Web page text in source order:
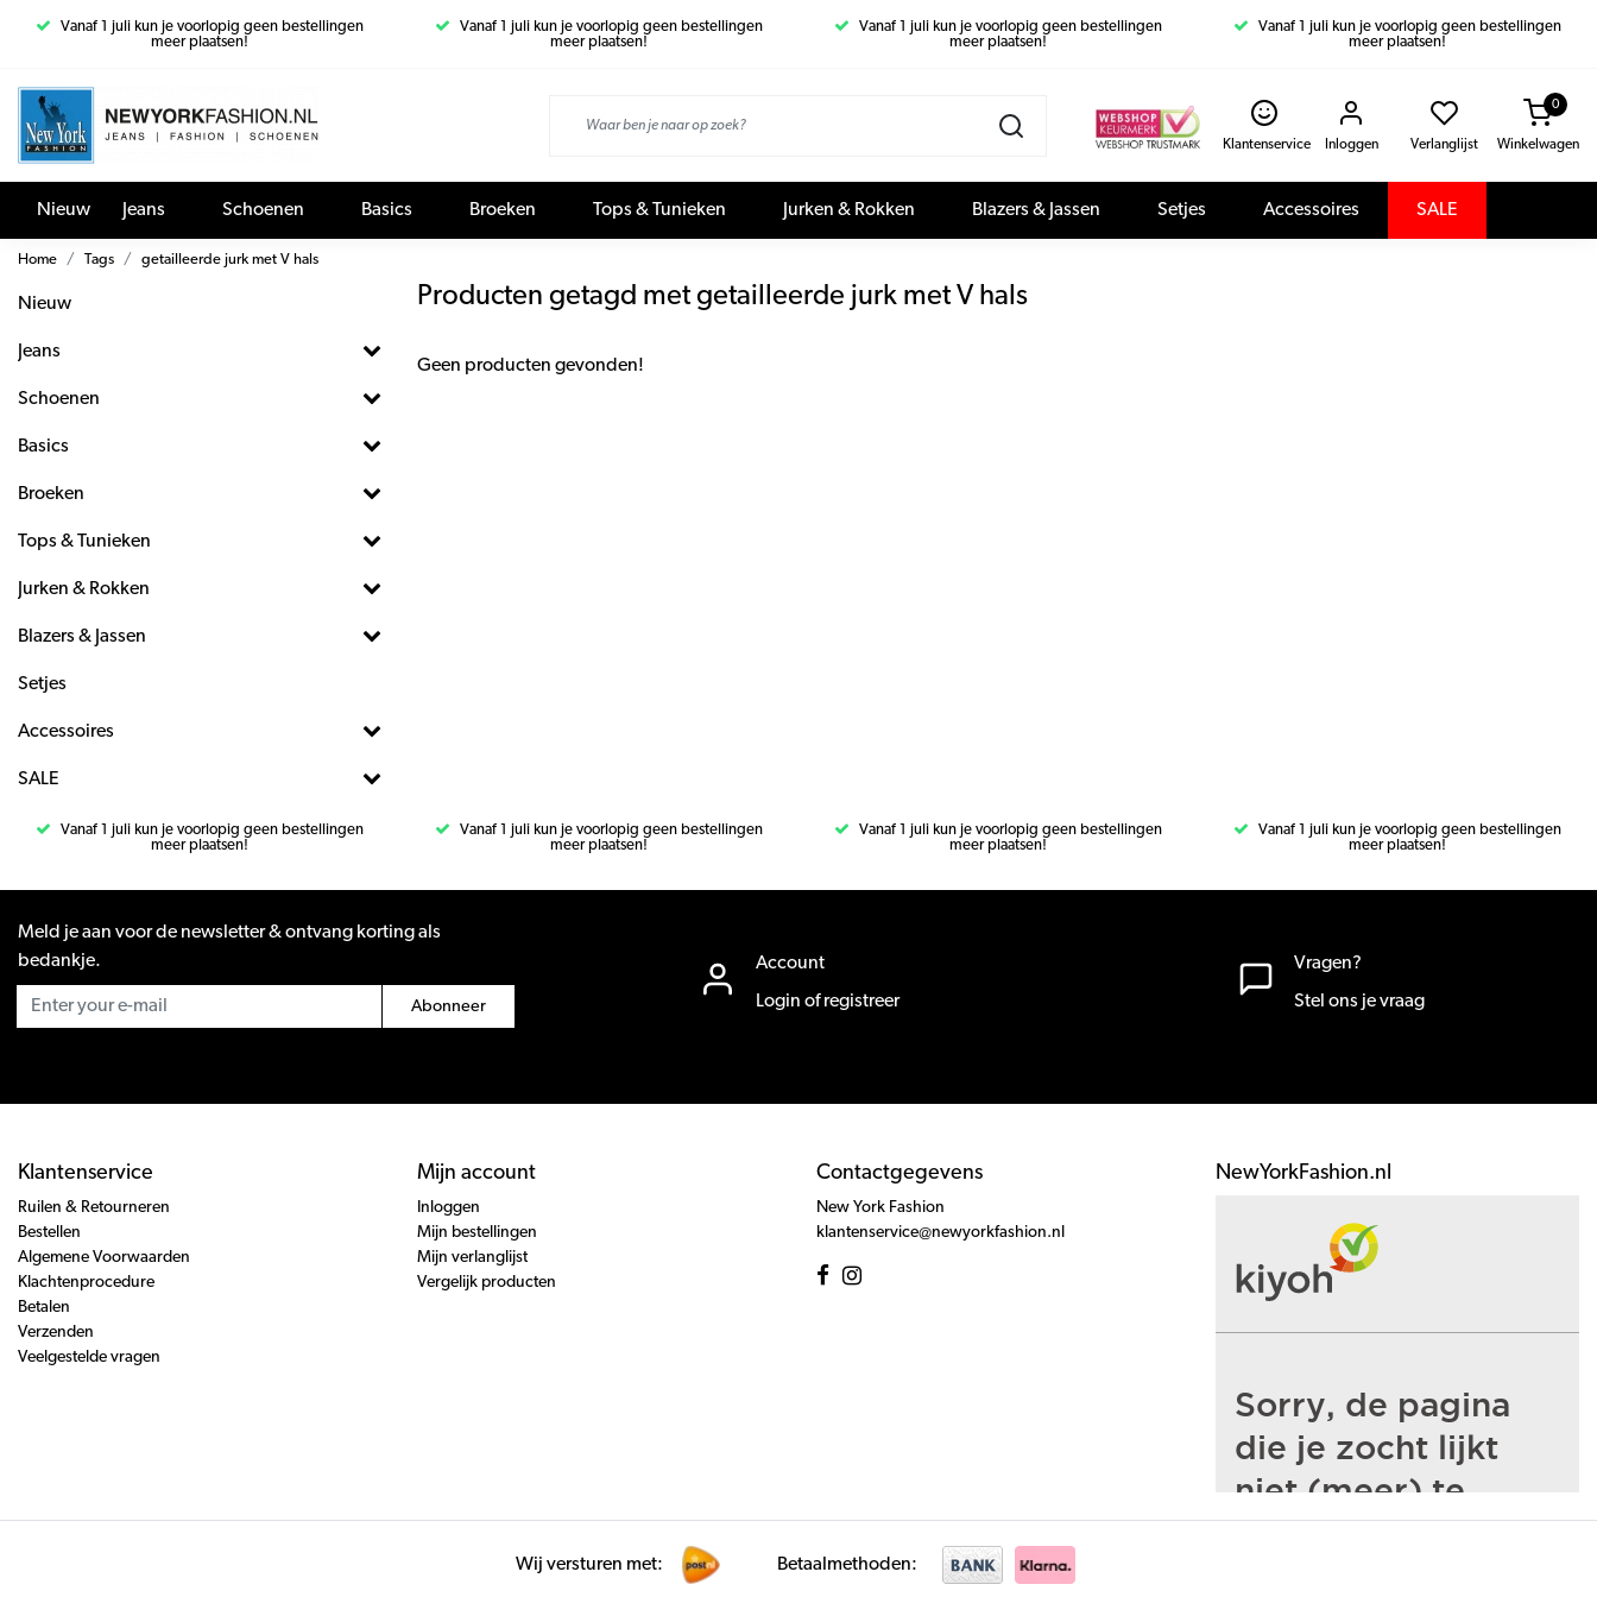
Vanaf 1 juli kun je voorlopig geen bestellingen
meer plaatsen!
Vanaf 1 juli kun je voorlopig geen bestellingen
meer plaatsen!
Vanaf 1 juli kun je voorlopig geen bestellingen
meer plaatsen!
Vanaf 1 juli kun je voorlopig geen bestellingen
meer plaatsen!
Klantenservice Inloggen Verlanglijst Winkelwagen
0
Nieuw Jeans Schoenen Basics Broeken Tops & Tunieken Jurken & Rokken Blazers & Jassen Setjes Accessoires SALE
Home Tags getailleerde jurk met V hals
Nieuw
Jeans
Schoenen
Basics
Broeken
Tops & Tunieken
Jurken & Rokken
Blazers & Jassen
Setjes
Accessoires
SALE
Producten getagd met getailleerde jurk met V hals
Geen producten gevonden!
Vanaf 1 juli kun je voorlopig geen bestellingen
meer plaatsen!
Vanaf 1 juli kun je voorlopig geen bestellingen
meer plaatsen!
Vanaf 1 juli kun je voorlopig geen bestellingen
meer plaatsen!
Vanaf 1 juli kun je voorlopig geen bestellingen
meer plaatsen!
Meld je aan voor de newsletter & ontvang korting als
bedankje.
Abonneer
Account
Login of registreer
Vragen?
Stel ons je vraag
Klantenservice
Ruilen & Retourneren
Bestellen
Algemene Voorwaarden
Klachtenprocedure
Betalen
Verzenden
Veelgestelde vragen
Mijn account
Inloggen
Mijn bestellingen
Mijn verlanglijst
Vergelijk producten
Contactgegevens
New York Fashion
klantenservice@newyorkfashion.nl
NewYorkFashion.nl
Wij versturen met: Betaalmethoden: